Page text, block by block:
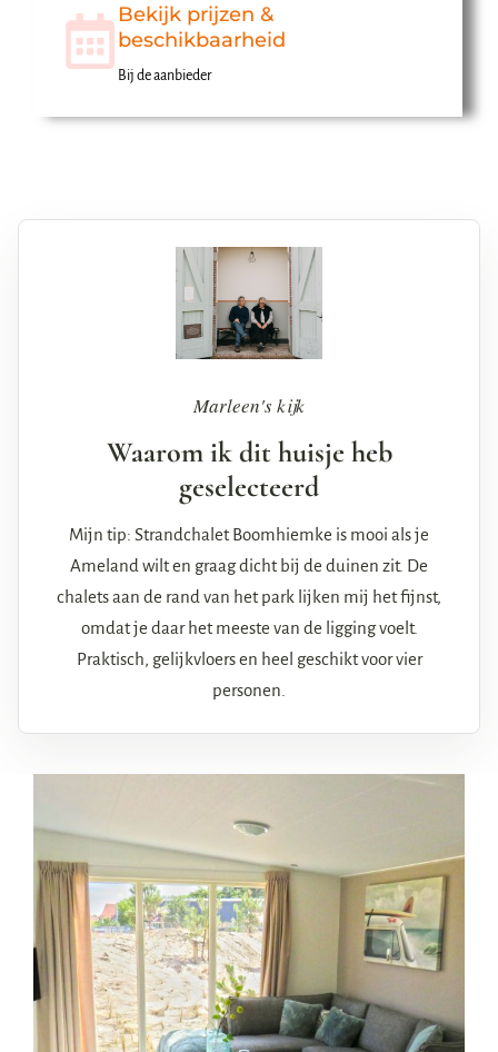
Bekijk prijzen &
beschikbaarheid
Bij de aanbieder
Marleen's kijk
Waarom ik dit huisje heb
geselecteerd
Mijn tip: Strandchalet Boomhiemke is mooi als je
Ameland wilt en graag dicht bij de duinen zit. De
chalets aan de rand van het park lijken mij het fijnst,
omdat je daar het meeste van de ligging voelt.
Praktisch, gelijkvloers en heel geschikt voor vier
personen.